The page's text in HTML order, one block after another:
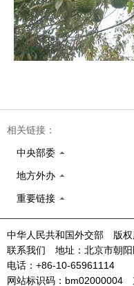
相关链接：
中央部委
地方外办
重要链接
中华人民共和国外交部 版权
联系我们 地址：北京市朝
电话：+86-10-65961114
网站标识码：bm02000004